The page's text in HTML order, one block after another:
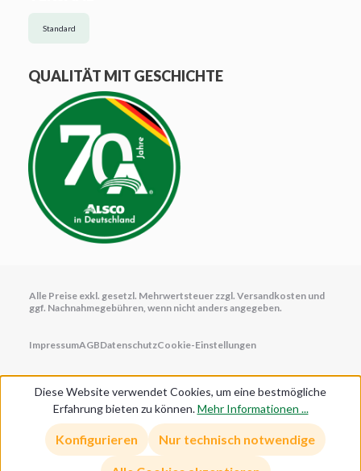
Anmelden/Registrieren
Standard
QUALITÄT MIT GESCHICHTE
ImpressumAGBDatenschutzCookie-Einstellungen
Alle Preise exkl. gesetzl. Mehrwertsteuer zzgl. Versandkosten und
ggf. Nachnahmegebühren, wenn nicht anders angegeben.
Diese Website verwendet Cookies, um eine bestmögliche
Erfahrung bieten zu können.Mehr Informationen ...
Nur technisch notwendige
Konfigurieren